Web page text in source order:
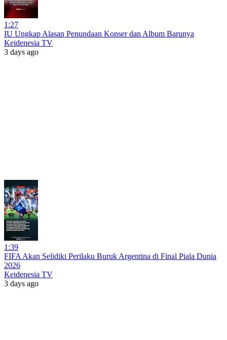
1:27
IU Ungkap Alasan Penundaan Konser dan Album Barunya
Keidenesia TV
3 days ago
1:39
FIFA Akan Selidiki Perilaku Buruk Argentina di Final Piala Dunia
2026
Keidenesia TV
3 days ago